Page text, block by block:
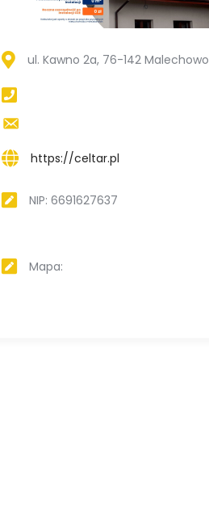
ul. Kawno 2a, 76-142 Malechowo
https://celtar.pl
NIP: 6691627637
Mapa: